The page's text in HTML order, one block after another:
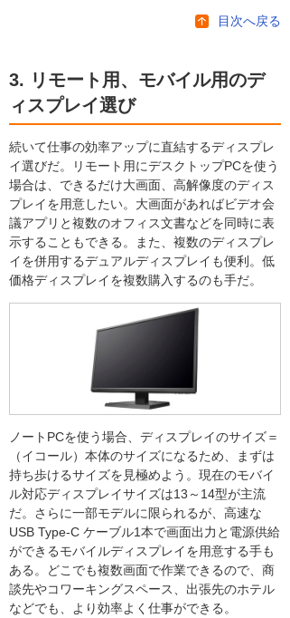
目次へ戻る
3. リモート用、モバイル用のデ
ィスプレイ選び
続いて仕事の効率アップに直結するディスプレ
イ選びだ。リモート用にデスクトップPCを使う
場合は、できるだけ大画面、高解像度のディス
プレイを用意したい。大画面があればビデオ会
議アプリと複数のオフィス文書などを同時に表
示することもできる。また、複数のディスプレ
イを併用するデュアルディスプレイも便利。低
価格ディスプレイを複数購入するのも手だ。
ノートPCを使う場合、ディスプレイのサイズ＝
（イコール）本体のサイズになるため、まずは
持ち歩けるサイズを見極めよう。現在のモバイ
ル対応ディスプレイサイズは13～14型が主流
だ。さらに一部モデルに限られるが、高速な
USB Type-C ケーブル1本で画面出力と電源供給
ができるモバイルディスプレイを用意する手も
ある。どこでも複数画面で作業できるので、商
談先やコワーキングスペース、出張先のホテル
などでも、より効率よく仕事ができる。